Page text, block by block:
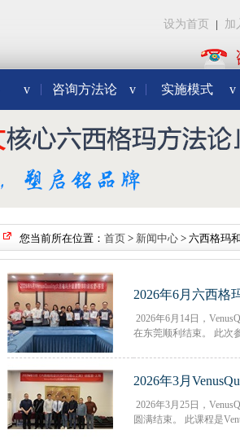
设为首页 | 加
v 咨询方法论 v 实施模式 v
您当前所在位置： 首页 > 新闻中心 > 六西格玛
2026年6月六西格
2026年6月14日，
在东莞顺利结束。 此次
2026年3月
练营在上海圆满结
2026年3月25日，
圆满结束。 此课程是